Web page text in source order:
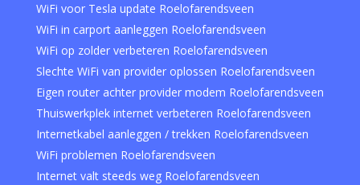
WiFi voor Tesla update Roelofarendsveen
WiFi in carport aanleggen Roelofarendsveen
WiFi op zolder verbeteren Roelofarendsveen
Slechte WiFi van provider oplossen Roelofarendsveen
Eigen router achter provider modem Roelofarendsveen
Thuiswerkplek internet verbeteren Roelofarendsveen
Internetkabel aanleggen / trekken Roelofarendsveen
WiFi problemen Roelofarendsveen
Internet valt steeds weg Roelofarendsveen